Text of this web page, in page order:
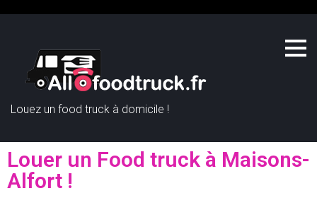
Louez un food truck à domicile !
Louer un Food truck à Maisons-
Alfort !